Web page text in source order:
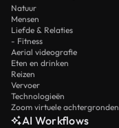
Natuur
Mensen
Liefde & Relaties
- Fitness
Aerial videografie
Eten en drinken
Reizen
Vervoer
Technologieën
Zoom virtuele achtergronden
AI Workflows